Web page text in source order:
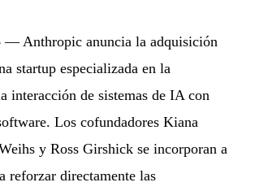
— Anthropic anuncia la adquisición
startup especializada en la
interacción de sistemas de IA con
Los cofundadores Kiana
y Ross Girshick se incorporan a
reforzar directamente las